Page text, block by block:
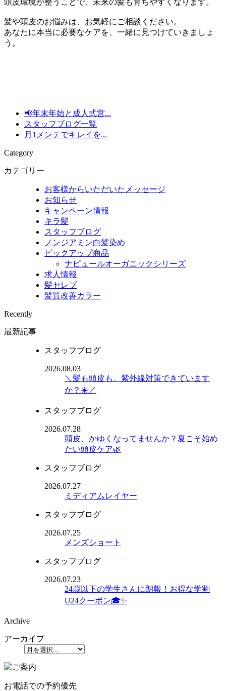
頭皮環境が整うことで、未来の髪も育ちやすくなります。
髪や頭皮のお悩みは、お気軽にご相談ください。
あなたに本当に必要なケアを、一緒に見つけていきましょ
う。
📢年末年始と成人式営...
スタッフブログ一覧
月1メンテでキレイを...
Category
カテゴリー
お客様からいただいたメッセージ
お知らせ
キャンペーン情報
キラ髪
スタッフブログ
ノンジアミン白髪染め
ピックアップ商品
ナピュールオーガニックシリーズ
求人情報
髪セレブ
髪質改善カラー
Recently
最新記事
スタッフブログ
2026.08.03
＼髪も頭皮も、紫外線対策できています
か？☀️／
スタッフブログ
2026.07.28
頭皮、かゆくなってませんか？夏こそ始め
たい頭皮ケア🌿
スタッフブログ
2026.07.27
ミディアムレイヤー
スタッフブログ
2026.07.25
メンズショート
スタッフブログ
2026.07.23
24歳以下の学生さんに朗報！お得な学割
U24クーポン🎓✨
Archive
アーカイブ
お電話での予約優先